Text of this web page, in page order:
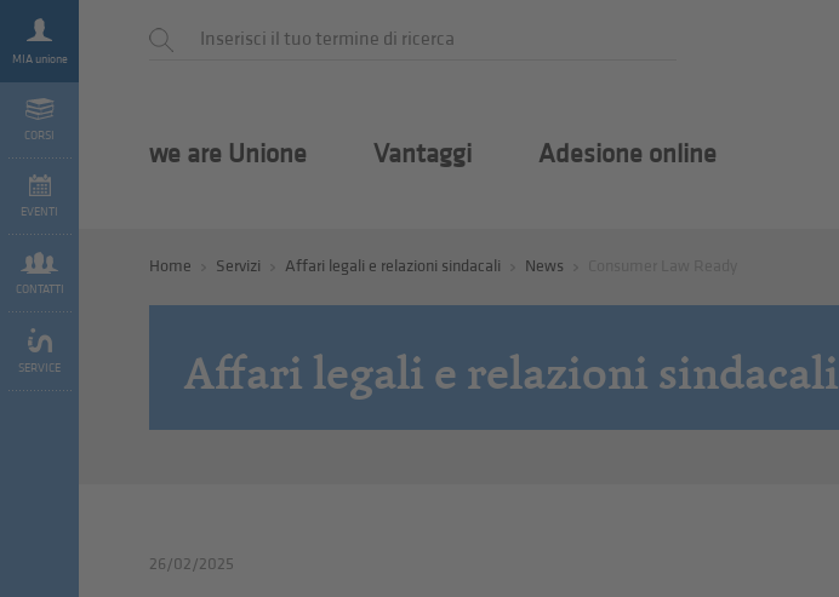
MIA unione
CORSI
EVENTI
CONTATTI
SERVICE
we are Unione Vantaggi Adesione online
Home Servizi Affari legali e relazioni sindacali News
Affari legali e relazioni sindacali
26/02/2025